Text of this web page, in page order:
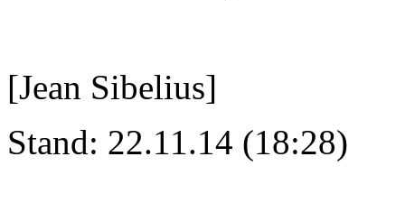
[Jean Sibelius]
Stand: 22.11.14 (18:28)